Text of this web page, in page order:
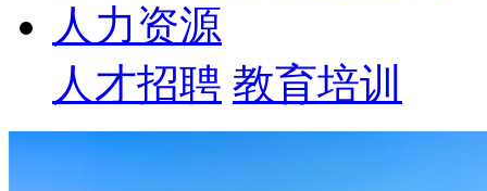
人力资源
人才招聘 教育培训